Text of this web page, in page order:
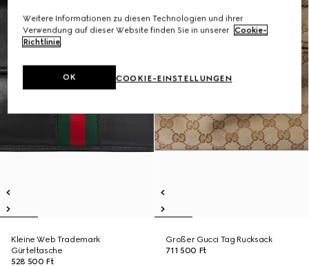
Kleine Web Trademark
Gürteltasche
528 500 Ft
Großer Gucci Tag Rucksack
711 500 Ft
Weitere Informationen zu diesen Technologien und ihrer
Verwendung auf dieser Website finden Sie in unserer Cookie-
Richtlinie.
COOKIE-EINSTELLUNGEN
OK